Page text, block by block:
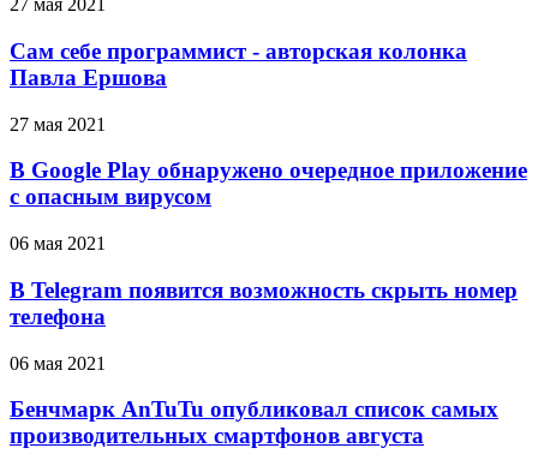
27 мая 2021
Сам себе программист - авторская колонка
Павла Ершова
27 мая 2021
В Google Play обнаружено очередное приложение
с опасным вирусом
06 мая 2021
В Telegram появится возможность скрыть номер
телефона
06 мая 2021
Бенчмарк AnTuTu опубликовал список самых
производительных смартфонов августа